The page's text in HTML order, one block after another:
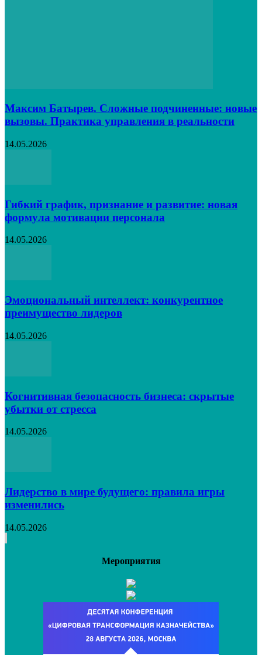
Максим Батырев. Сложные подчиненные: новые
вызовы. Практика управления в реальности
14.05.2026
Гибкий график, признание и развитие: новая
формула мотивации персонала
14.05.2026
Эмоциональный интеллект: конкурентное
преимущество лидеров
14.05.2026
Когнитивная безопасность бизнеса: скрытые
убытки от стресса
14.05.2026
Лидерство в мире будущего: правила игры
изменились
14.05.2026
Мероприятия